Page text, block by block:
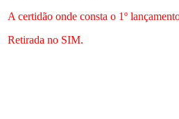
A certidão onde consta o 1º
Retirada no SIM.